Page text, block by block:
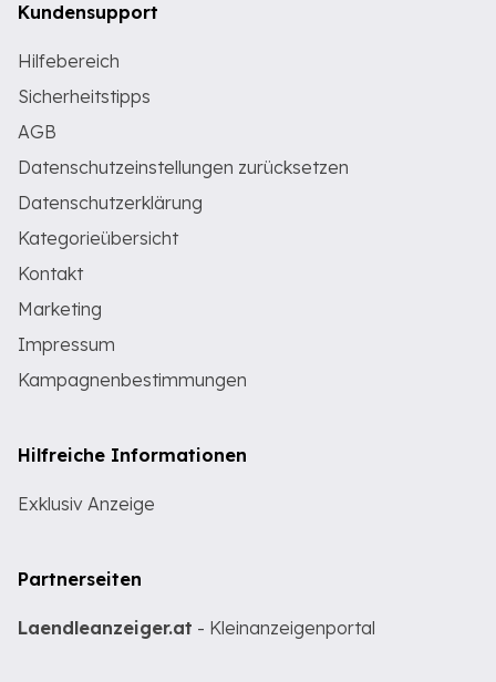
Kundensupport
Hilfebereich
Sicherheitstipps
AGB
Datenschutzeinstellungen zurücksetzen
Datenschutzerklärung
Kategorieübersicht
Kontakt
Marketing
Impressum
Kampagnenbestimmungen
Hilfreiche Informationen
Exklusiv Anzeige
Partnerseiten
Laendleanzeiger.at - Kleinanzeigenportal